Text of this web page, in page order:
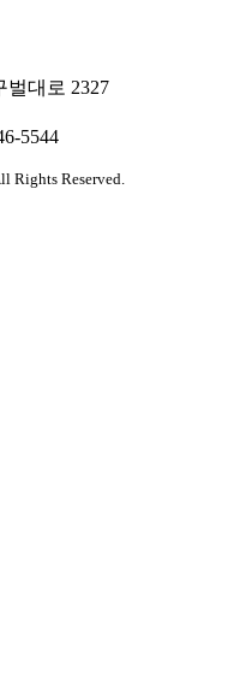
벌대로 2327
5544
Rights Reserved.